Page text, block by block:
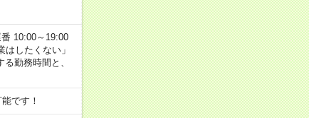
10:00～19:00
したくない」
勤務時間と、
です！